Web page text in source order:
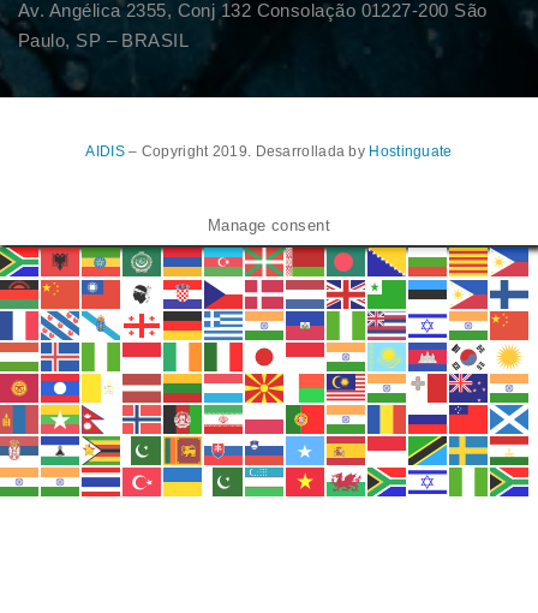
Av. Angélica 2355, Conj 132 Consolação 01227-200 São
Paulo, SP – BRASIL
AIDIS– Copyright 2019. Desarrollada by Hostinguate
Manage consent